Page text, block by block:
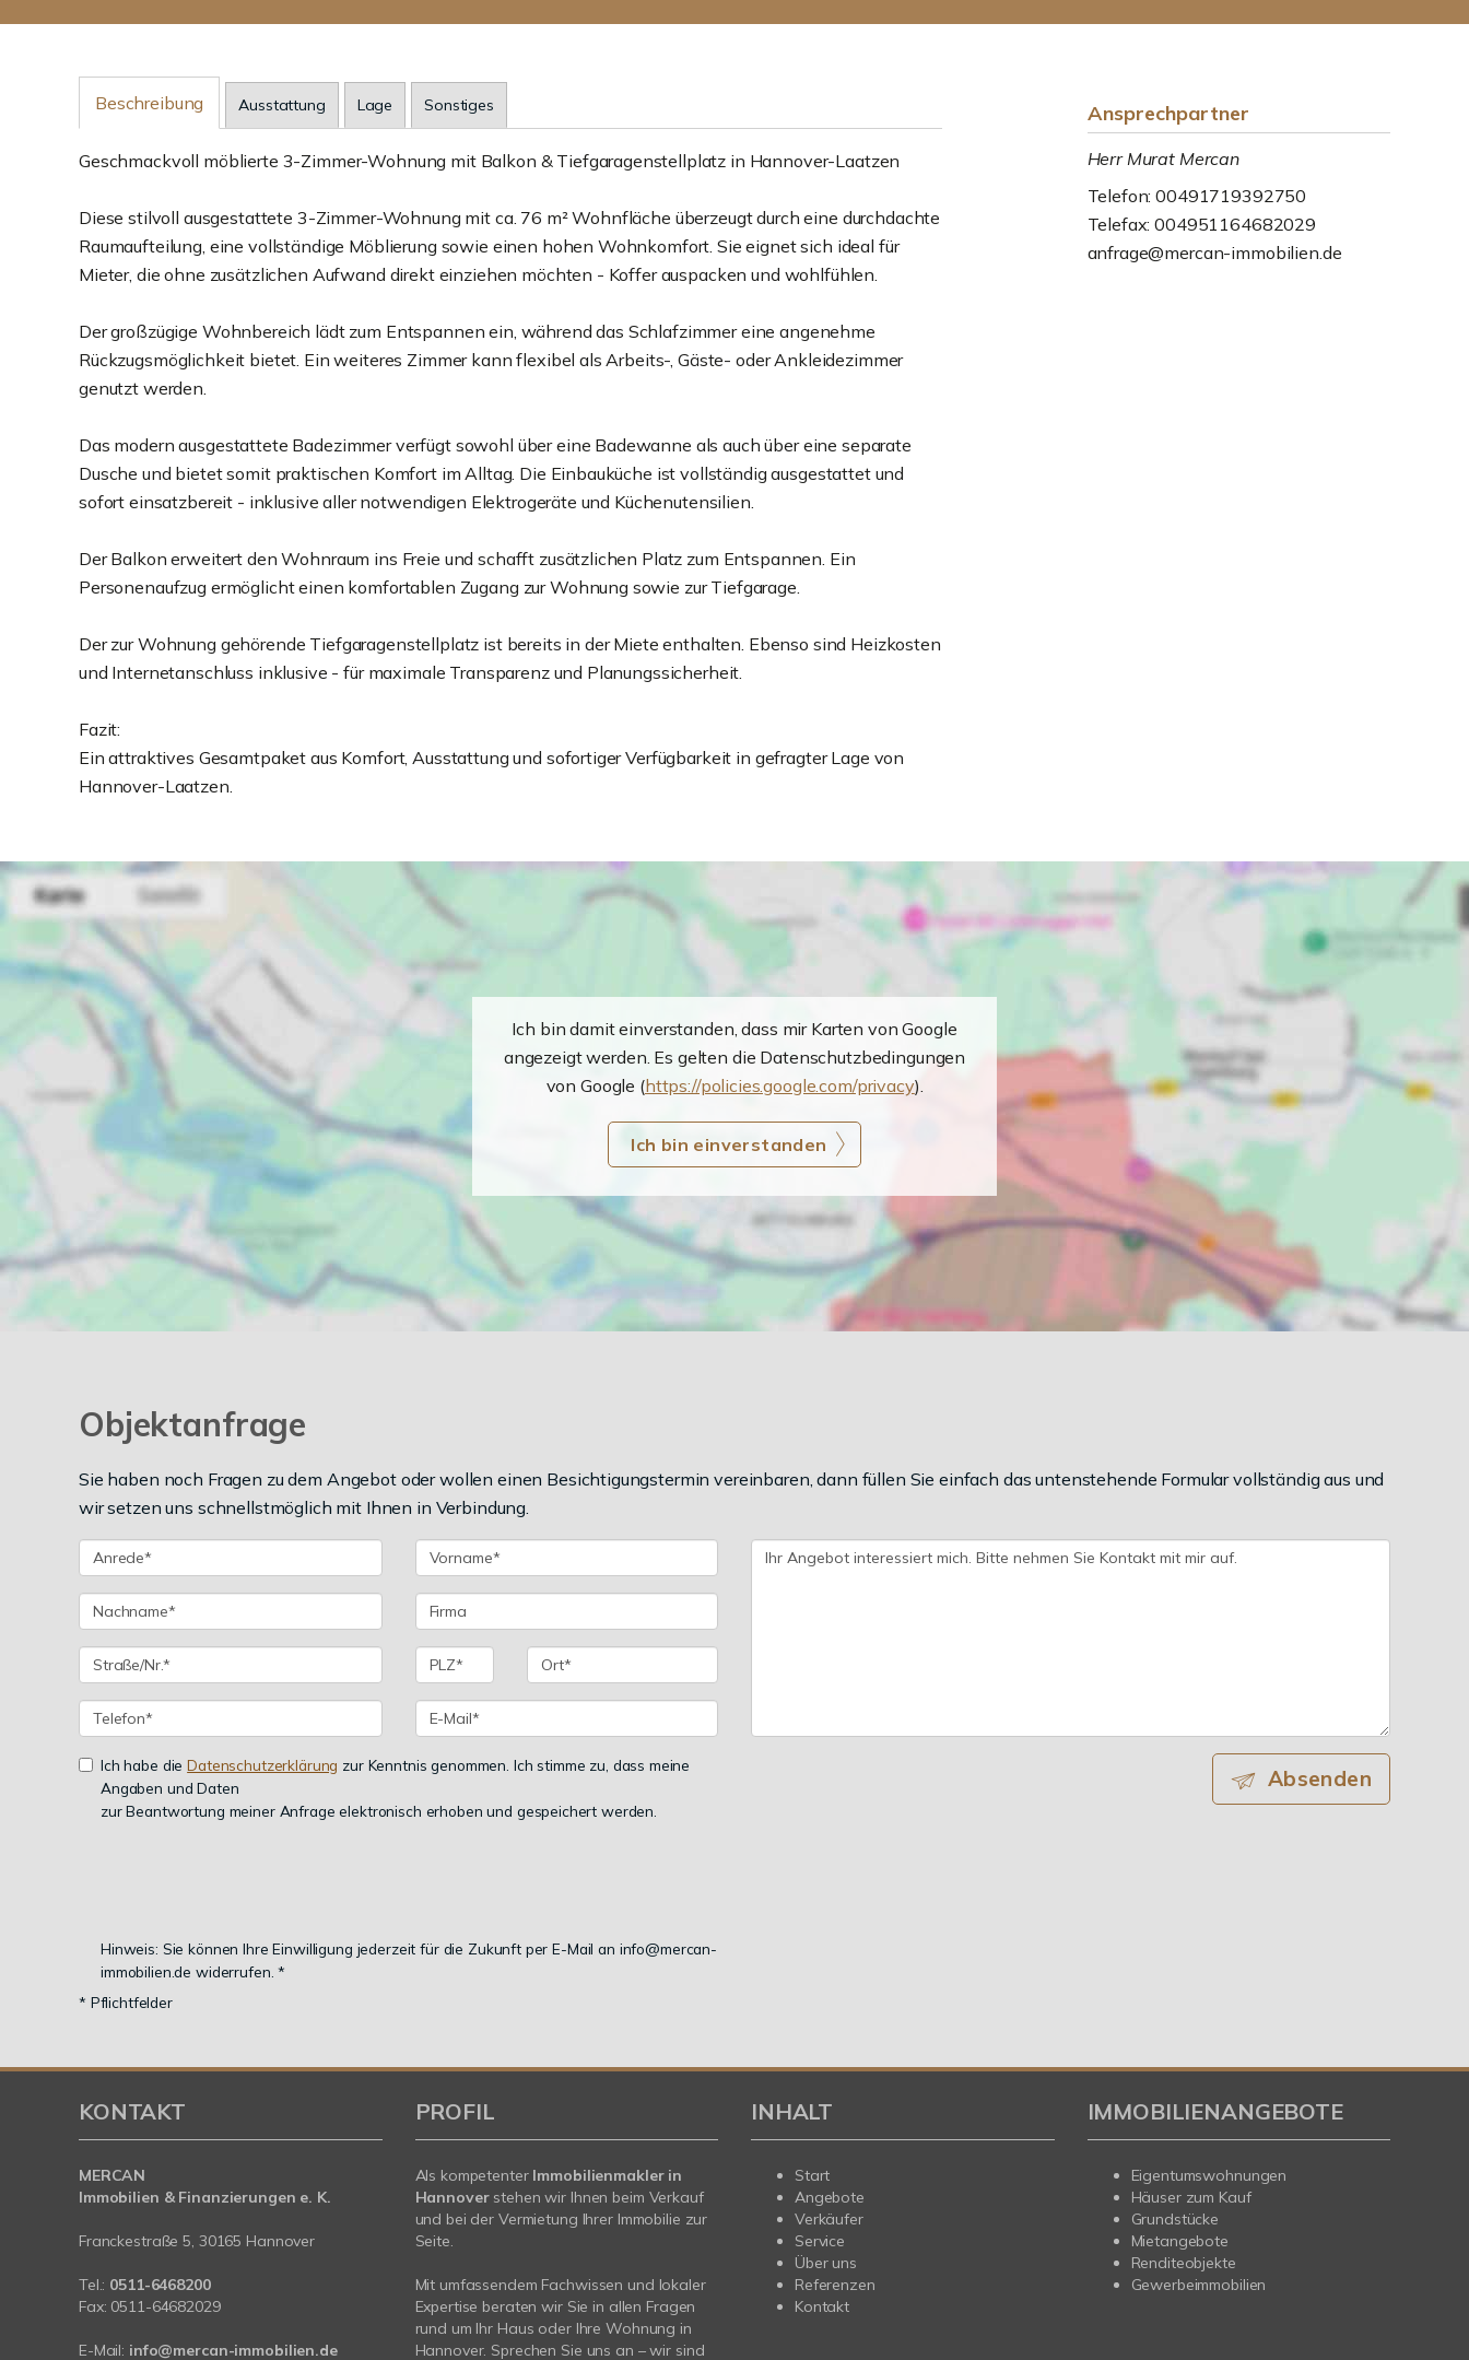
Beschreibung Ausstattung Lage Sonstiges
Geschmackvoll möblierte 3-Zimmer-Wohnung mit Balkon & Tiefgaragenstellplatz in Hannover-Laatzen
Diese stilvoll ausgestattete 3-Zimmer-Wohnung mit ca. 76 m² Wohnfläche überzeugt durch eine durchdachte
Raumaufteilung, eine vollständige Möblierung sowie einen hohen Wohnkomfort. Sie eignet sich ideal für
Mieter, die ohne zusätzlichen Aufwand direkt einziehen möchten - Koffer auspacken und wohlfühlen.
Der großzügige Wohnbereich lädt zum Entspannen ein, während das Schlafzimmer eine angenehme
Rückzugsmöglichkeit bietet. Ein weiteres Zimmer kann flexibel als Arbeits-, Gäste- oder Ankleidezimmer
genutzt werden.
Das modern ausgestattete Badezimmer verfügt sowohl über eine Badewanne als auch über eine separate
Dusche und bietet somit praktischen Komfort im Alltag. Die Einbauküche ist vollständig ausgestattet und
sofort einsatzbereit - inklusive aller notwendigen Elektrogeräte und Küchenutensilien.
Der Balkon erweitert den Wohnraum ins Freie und schafft zusätzlichen Platz zum Entspannen. Ein
Personenaufzug ermöglicht einen komfortablen Zugang zur Wohnung sowie zur Tiefgarage.
Der zur Wohnung gehörende Tiefgaragenstellplatz ist bereits in der Miete enthalten. Ebenso sind Heizkosten
und Internetanschluss inklusive - für maximale Transparenz und Planungssicherheit.
Fazit:
Ein attraktives Gesamtpaket aus Komfort, Ausstattung und sofortiger Verfügbarkeit in gefragter Lage von
Hannover-Laatzen.
Ansprechpartner
Herr Murat Mercan
Telefon: 00491719392750
Telefax: 004951164682029
anfrage@mercan-immobilien.de
Ich bin damit einverstanden, dass mir Karten von Google
angezeigt werden. Es gelten die Datenschutzbedingungen
von Google (https://policies.google.com/privacy).
Ich bin einverstanden
Objektanfrage
Sie haben noch Fragen zu dem Angebot oder wollen einen Besichtigungstermin vereinbaren, dann füllen Sie einfach das untenstehende Formular vollständig aus und
wir setzen uns schnellstmöglich mit Ihnen in Verbindung.
Ich habe dieDatenschutzerklärung zur Kenntnis genommen. Ich stimme zu, dass meine
Angaben und Daten
zur Beantwortung meiner Anfrage elektronisch erhoben und gespeichert werden.
Hinweis: Sie können Ihre Einwilligung jederzeit für die Zukunft per E-Mail an info@mercan-
immobilien.de widerrufen. *
* Pflichtfelder
Absenden
KONTAKT
MERCAN
Immobilien & Finanzierungen e. K.
Franckestraße 5, 30165 Hannover
Tel.: 0511-6468200
Fax: 0511-64682029
E-Mail: info@mercan-immobilien.de
PROFIL
Als kompetenter Immobilienmakler in
Hannoverstehen wir Ihnen beim Verkauf
und bei der Vermietung Ihrer Immobilie zur
Seite.
Mit umfassendem Fachwissen und lokaler
Expertise beraten wir Sie in allen Fragen
rund um Ihr Haus oder Ihre Wohnung in
Hannover. Sprechen Sie uns an – wir sind
INHALT
Start
Angebote
Verkäufer
Service
Über uns
Referenzen
Kontakt
IMMOBILIENANGEBOTE
Eigentumswohnungen
Häuser zum Kauf
Grundstücke
Mietangebote
Renditeobjekte
Gewerbeimmobilien